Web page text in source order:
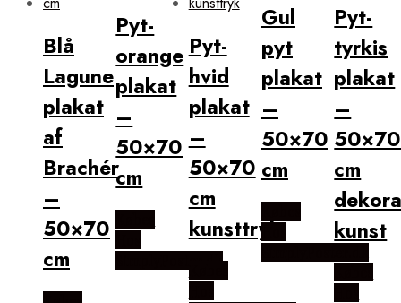
Blå
Lagune
plakat
af
Brachér
–
50×70
cm
Pyt-
orange
plakat
–
50×70
cm
SimplyPoster.dk
Pyt-
hvid
plakat
–
50×70
cm
kunsttryk
Købes
Gul
pyt
plakat
–
50×70
cm
Hos
Pyt-
tyrkis
plakat
–
50×70
cm
kunst